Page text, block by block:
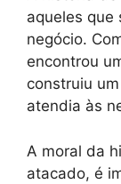
aqueles que
negócio.
encontrou
construiu
atendia às
A moral da
atacado, é